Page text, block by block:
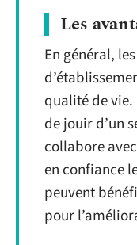
Les
En général,
qualité de vie.
de jouir d’un
collabore
en confiance
peuvent
pour